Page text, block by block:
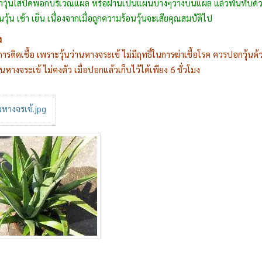
ใสปิดพอกบริเวณแผล หรือฝานเป็นแผ่นบางๆวางบนแผล แล้วพันทับด้
เช้า เย็น เนื่องจากเมื่อถูกความร้อนวุ้นจะเสียคุณสมบัติไป
ติดเชื้อ เพราะวุ้นว่านหางจระเข้ ไม่มีฤทธิ์ในการฆ่าเชื้อโรค ควรปอกวุ้นด้
งจระเข้ ไม่คงตัว เมื่อปอกแล้วเก็บไว้ได้เพียง 6 ชั่วโมง
างจรเข้.jpg